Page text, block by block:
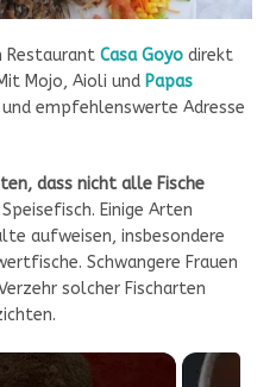
Restaurant Casa Goyo direkt
Mojo, Aioli und Papas
und empfehlenswerte Adresse
dass nicht alle Fische
Einige Arten
aufweisen, insbesondere
Schwangere Frauen
solcher Fischarten